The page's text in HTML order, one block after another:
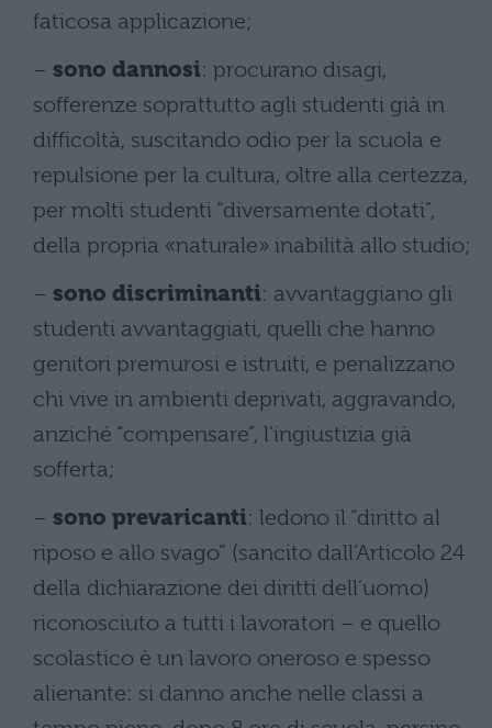
faticosa applicazione;
– sono dannosi: procurano disagi,
sofferenze soprattutto agli studenti già in
difficoltà, suscitando odio per la scuola e
repulsione per la cultura, oltre alla certezza,
per molti studenti “diversamente dotati”,
della propria «naturale» inabilità allo studio;
– sono discriminanti: avvantaggiano gli
studenti avvantaggiati, quelli che hanno
genitori premurosi e istruiti, e penalizzano
chi vive in ambienti deprivati, aggravando,
anziché “compensare”, l'ingiustizia già
sofferta;
– sono prevaricanti: ledono il “diritto al
riposo e allo svago” (sancito dall’Articolo 24
della dichiarazione dei diritti dell’uomo)
riconosciuto a tutti i lavoratori – e quello
scolastico è un lavoro oneroso e spesso
alienante: si danno anche nelle classi a